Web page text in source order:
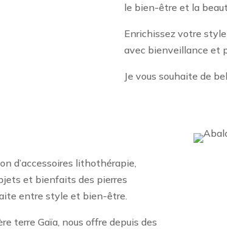
le bien-être et la
Enrichissez votre
avec bienveillance et
Je vous souhaite de
d’accessoires lithothérapie,
et bienfaits des pierres
entre style et bien-être.
terre Gaïa, nous offre depuis des